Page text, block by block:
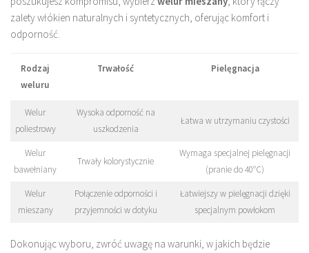
zalety włókien naturalnych i syntetycznych, oferując komfort i
odporność.
Rodzaj
weluru
Trwałość Pielęgnacja
Welur
poliestrowy
Wysoka odporność na
uszkodzenia
Łatwa w utrzymaniu czystości
Welur
bawełniany
Trwały kolorystycznie
Wymaga specjalnej pielęgnacji
(pranie do 40°C)
Welur
mieszany
Połączenie odporności i
przyjemności w dotyku
Łatwiejszy w pielęgnacji dzięki
specjalnym powłokom
Dokonując wyboru, zwróć uwagę na warunki, w jakich będzie